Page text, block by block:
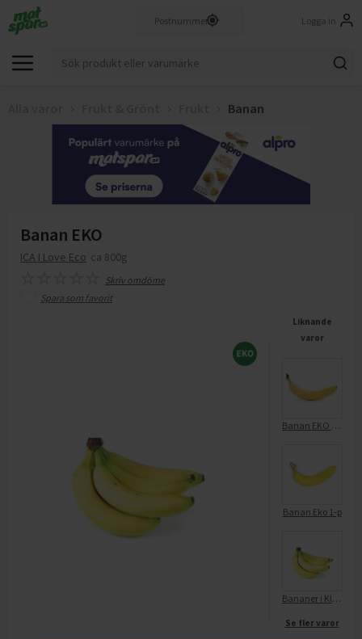
Logga in
Banan
Banan EKO
ICA I Love Eco ca 800g
Skriv omdöme
Spara som favorit
Liknande
varor
Banan EKO Fairtade
Banan Eko 1-p
Bananer i Klase EKO KRAV
Se fler varor